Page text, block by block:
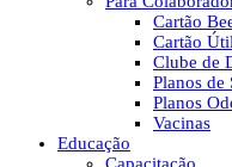
Cartão
Cartão Útil
Clube de
Planos de
Planos
Vacinas
Educação